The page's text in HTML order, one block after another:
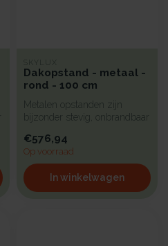
SKYLUX
Dakopstand - metaal -
rond - 100 cm
Metalen opstanden zijn
bijzonder stevig, onbrandbaar
€576,94
Op voorraad
In winkelwagen